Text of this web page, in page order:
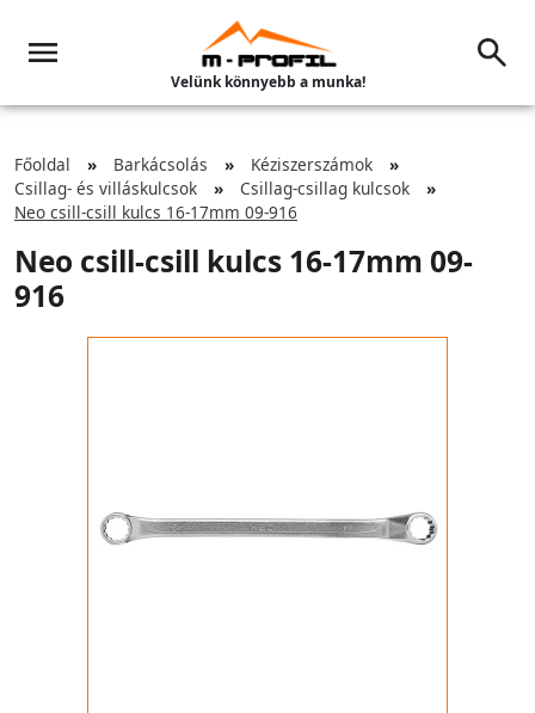
Velünk könnyebb a munka!
Főoldal Barkácsolás
Kéziszerszámok
Csillag- és villáskulcsok
Csillag-csillag kulcsok
Neo csill-csill kulcs 16-17mm 09-916
Neo csill-csill kulcs 16-17mm 09-
916